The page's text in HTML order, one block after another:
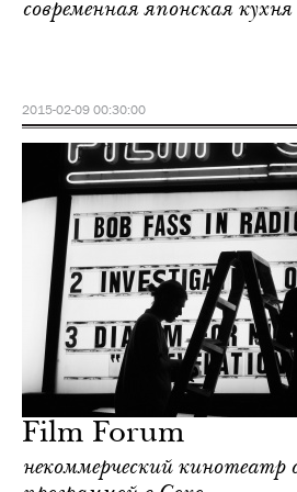
современная японская
2015-02-09 00:30:00
Film Forum
некоммерческий кинотеатр
среда
Йорк